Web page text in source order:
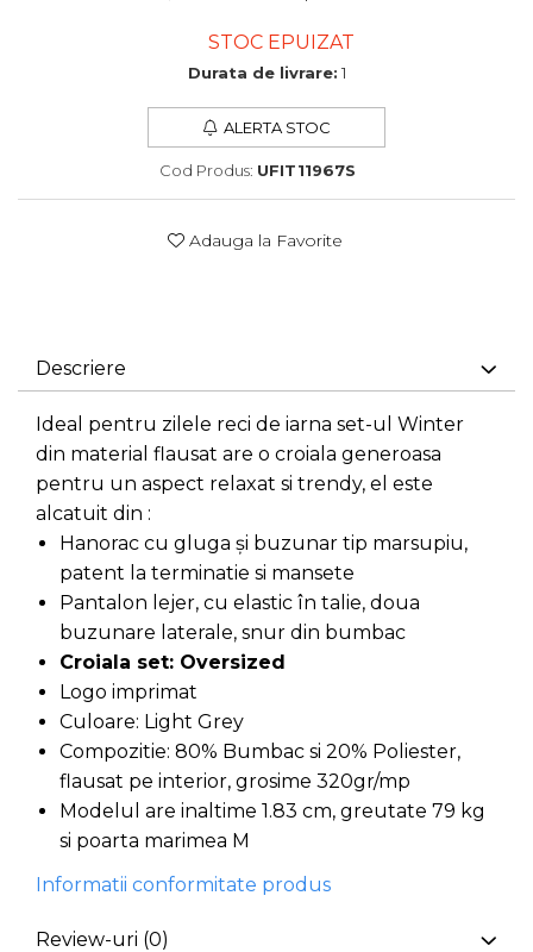
STOC EPUIZAT
Durata de livrare: 1
ALERTA STOC
Cod Produs: UFIT11967S
Adauga la Favorite
Descriere
Ideal pentru zilele reci de iarna set-ul Winter
din material flausat are o croiala generoasa
pentru un aspect relaxat si trendy, el este
alcatuit din :
Hanorac cu gluga și buzunar tip marsupiu,
patent la terminatie si mansete
Pantalon lejer, cu elastic în talie, doua
buzunare laterale, snur din bumbac
Croiala set: Oversized
Logo imprimat
Culoare: Light Grey
Compozitie: 80% Bumbac si 20% Poliester,
flausat pe interior, grosime 320gr/mp
Modelul are inaltime 1.83 cm, greutate 79 kg
si poarta marimea M
Informatii conformitate produs
Review-uri (0)